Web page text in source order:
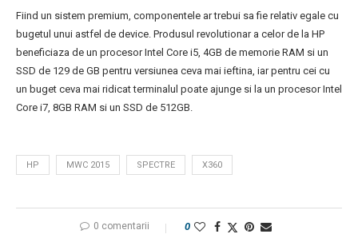
Fiind un sistem premium, componentele ar trebui sa fie relativ egale cu
bugetul unui astfel de device. Produsul revolutionar a celor de la HP
beneficiaza de un procesor Intel Core i5, 4GB de memorie RAM si un
SSD de 129 de GB pentru versiunea ceva mai ieftina, iar pentru cei cu
un buget ceva mai ridicat terminalul poate ajunge si la un procesor Intel
Core i7, 8GB RAM si un SSD de 512GB.
HP MWC 2015 SPECTRE X360
0 comentarii 0